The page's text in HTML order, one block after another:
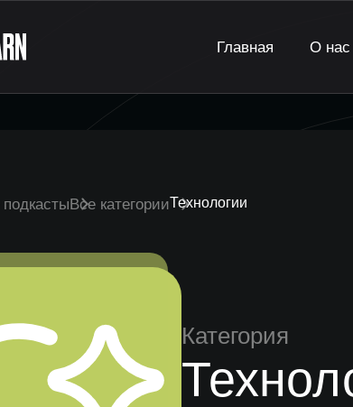
Главная О нас
Все категорииТехнологии
Категория